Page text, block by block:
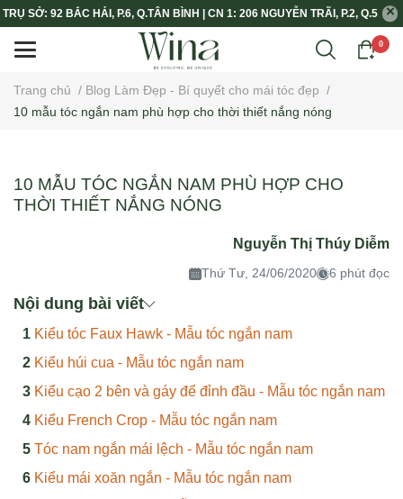
TRỤ SỞ: 92 BẮC HẢI, P.6, Q.TÂN BÌNH | CN 1: 206 NGUYỄN TRÃI, P.2, Q.5
0
Trang chủ / Blog Làm Đẹp - Bí quyết cho mái tóc đẹp /
10 mẫu tóc ngắn nam phù hợp cho thời thiết nắng nóng
10 MẪU TÓC NGẮN NAM PHÙ HỢP CHO
THỜI THIẾT NẮNG NÓNG
Nguyễn Thị Thúy Diễm
Thứ Tư, 24/06/2020 6 phút đọc
Nội dung bài viết
Kiểu tóc Faux Hawk - Mẫu tóc ngắn nam
Kiểu húi cua - Mẫu tóc ngắn nam
Kiểu cạo 2 bên và gáy để đỉnh đầu - Mẫu tóc ngắn nam
Kiểu French Crop - Mẫu tóc ngắn nam
Tóc nam ngắn mái lệch - Mẫu tóc ngắn nam
Kiểu mái xoăn ngắn - Mẫu tóc ngắn nam